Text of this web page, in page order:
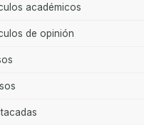
académicos
de opinión